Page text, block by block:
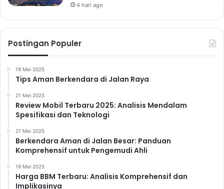
4 hari ago
Postingan Populer
19 Mei 2025
Tips Aman Berkendara di Jalan Raya
21 Mei 2025
Review Mobil Terbaru 2025: Analisis Mendalam
Spesifikasi dan Teknologi
21 Mei 2025
Berkendara Aman di Jalan Besar: Panduan
Komprehensif untuk Pengemudi Ahli
19 Mei 2025
Harga BBM Terbaru: Analisis Komprehensif dan
Implikasinya